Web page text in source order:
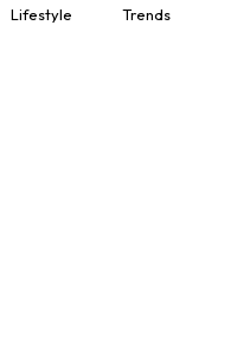
Lifestyle Trends